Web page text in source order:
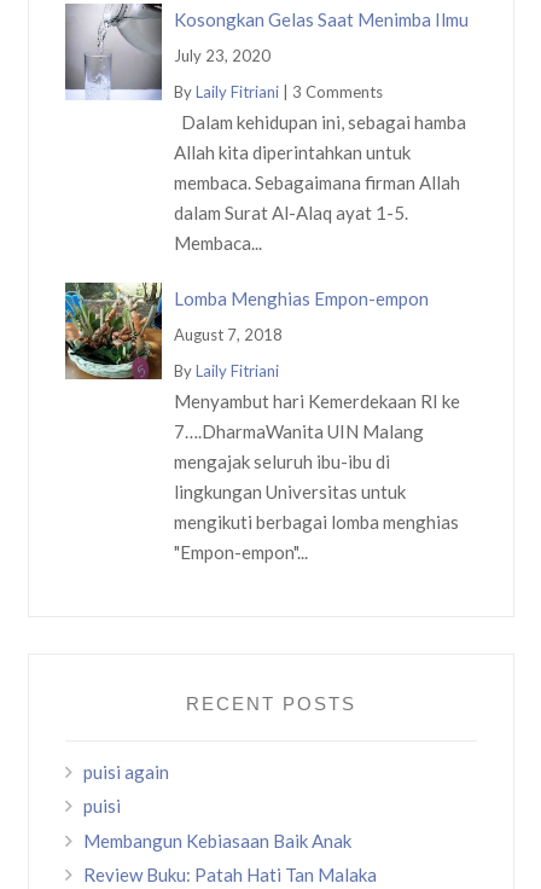
Kosongkan Gelas Saat Menimba Ilmu
July 23, 2020
ByLaily Fitriani| 3 Comments
Dalam kehidupan ini, sebagai hamba
Allah kita diperintahkan untuk
membaca. Sebagaimana firman Allah
dalam Surat Al-Alaq ayat 1-5.
Membaca...
Lomba Menghias Empon-empon
August 7, 2018
ByLaily Fitriani
Menyambut hari Kemerdekaan RI ke
7….DharmaWanita UIN Malang
mengajak seluruh ibu-ibu di
lingkungan Universitas untuk
mengikuti berbagai lomba menghias
"Empon-empon"...
RECENT POSTS
puisi again
puisi
Membangun Kebiasaan Baik Anak
Review Buku: Patah Hati Tan Malaka